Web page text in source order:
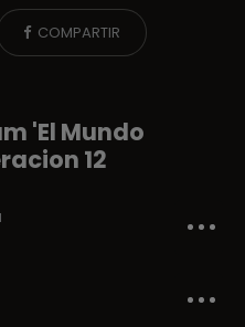
COMPARTIR
'El Mundo
12